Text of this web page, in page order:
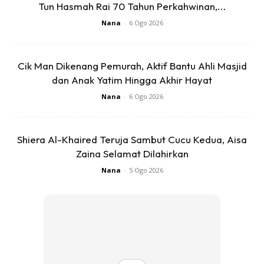
Bermula Daripada Keperluan Sebenar
Tun Hasmah Rai 70 Tahun Perkahwinan,...
Nana - 6 Ogo 2026
Cik Man Dikenang Pemurah, Aktif Bantu Ahli Masjid
dan Anak Yatim Hingga Akhir Hayat
Nana - 6 Ogo 2026
Shiera Al-Khaired Teruja Sambut Cucu Kedua, Aisa
Zaina Selamat Dilahirkan
Nana - 5 Ogo 2026